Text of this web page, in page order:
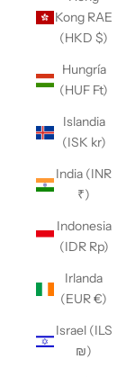
Kong RAE
(HKD $)
Hungría
(HUF Ft)
Islandia
(ISK kr)
India (INR
₹)
Indonesia
(IDR Rp)
Irlanda
(EUR €)
Israel (ILS
₪)